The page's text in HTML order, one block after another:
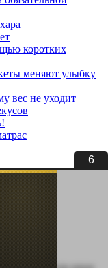
5
коротких
меняют улыбку
вес не уходит